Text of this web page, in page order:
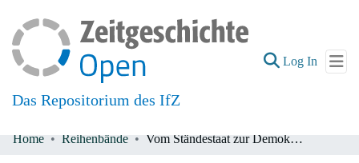
Das Repositorium des IfZ
Log In (current)
Home Reihenbände Vom Ständestaat zur Demokratie